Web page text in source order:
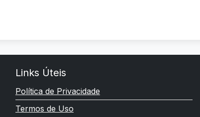
Links Úteis
Política de Privacidade
Termos de Uso